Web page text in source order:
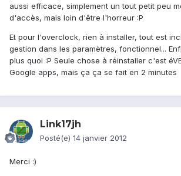
aussi efficace, simplement un tout petit peu
d'accès, mais loin d'être l'horreur :P
Et pour l'overclock, rien à installer, tout est
gestion dans les paramètres, fonctionnel...
plus quoi :P Seule chose à réinstaller c'est
Google apps, mais ça ça se fait en 2 minutes
Link17jh
Posté(e) 14 janvier 2012
Merci :)